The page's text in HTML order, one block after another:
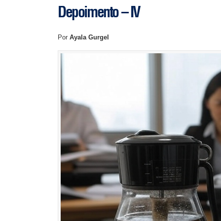
Depoimento – IV
Por Ayala Gurgel